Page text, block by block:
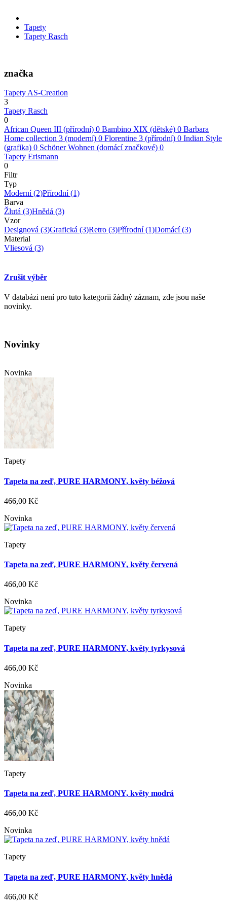
Tapety
Tapety Rasch
značka
Tapety AS-Creation
3
Tapety Rasch
0
African Queen III (přírodní) 0 Bambino XIX (dětské) 0 Barbara
Home collection 3 (moderní) 0 Florentine 3 (přírodní) 0 Indian Style
(grafika) 0 Schöner Wohnen (domácí značkové) 0
Tapety Erismann
0
Filtr
Typ
Moderní(2)Přírodní(1)
Barva
Žlutá (3)Hnědá (3)
Vzor
Designová (3)Grafická (3)Retro (3)Přírodní(1)Domácí(3)
Material
Vliesová (3)
Zrušit výběr
V databázi není pro tuto kategorii žádný záznam, zde jsou naše
novinky.
Novinky
Novinka
Tapety
Tapeta na zeď, PURE HARMONY, květy béžová
466,00 Kč
Novinka
Tapety
Tapeta na zeď, PURE HARMONY, květy červená
466,00 Kč
Novinka
Tapety
Tapeta na zeď, PURE HARMONY, květy tyrkysová
466,00 Kč
Novinka
Tapety
Tapeta na zeď, PURE HARMONY, květy modrá
466,00 Kč
Novinka
Tapety
Tapeta na zeď, PURE HARMONY, květy hnědá
466,00 Kč